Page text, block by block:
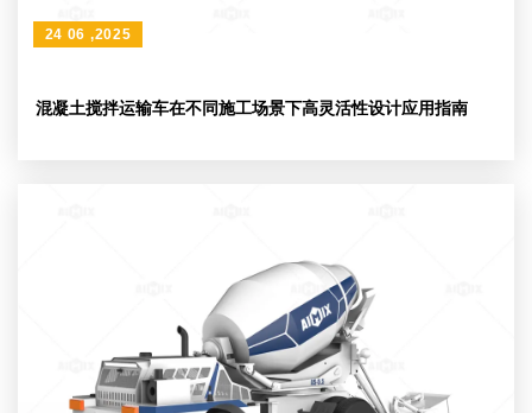
混凝土搅拌运输车在不同施工场景下高灵活性设计应用指南
24 06 ,2025